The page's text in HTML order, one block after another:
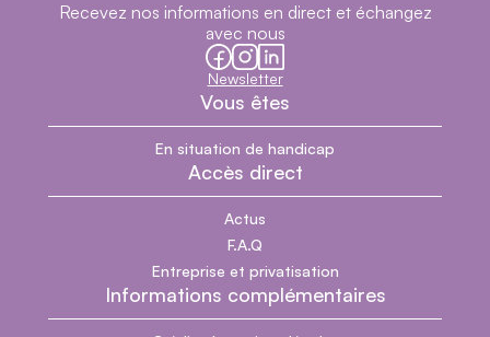
Recevez nos informations en direct et échangez
avec nous
facebook
instagram
linkedin
Newsletter
Vous êtes
En situation de handicap
Accès direct
Actus
F.A.Q
Entreprise et privatisation
Informations complémentaires